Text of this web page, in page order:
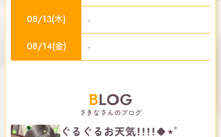
08/13(木) -
08/14(金) -
BLOG
さきなさんのブログ
ぐるぐるお天気！！！！🍀⋆゜